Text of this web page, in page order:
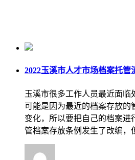
2022玉溪市人才市场档案托管
玉溪市很多工作人员最近面临
可能是因为最近的档案存放的
变化，所以要把自己的档案进
管档案存放条例发生了改编